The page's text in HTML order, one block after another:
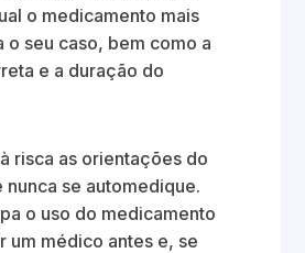
o medicamento mais
o seu caso, bem como a
e a duração do
risca as orientações do
nunca se automedique.
o uso do medicamento
um médico antes e, se